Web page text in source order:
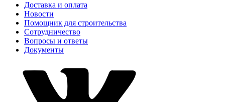
Доставка и оплата
Новости
Помощник для строительства
Сотрудничество
Вопросы и ответы
Документы